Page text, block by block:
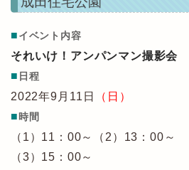
■イベント内容
それいけ！アンパンマン撮影会
■ 日程
2022年9月11日
（日）
■時間
（1）11：00～（2）13：00～
（3）15：00～